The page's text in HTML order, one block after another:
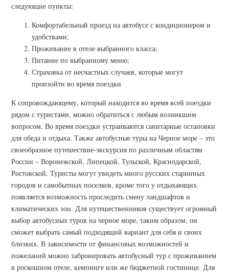
следующие пункты:
Комфортабельный проезд на автобусе с кондиционером и
удобствами;
Проживание в отеле выбранного класса;
Питание по выбранному меню;
Страховка от несчастных случаев, которые могут
произойти во время поездки
К сопровождающему, который находится во время всей поездки
рядом с туристами, можно обратиться с любым возникшим
вопросом. Во время поездки устраиваются санитарные остановки
для обеда и отдыха. Также автобусные туры на Черное море – это
своеобразное путешествие-экскурсия по различным областям
России – Воронежской, Липецкой, Тульской, Краснодарской,
Ростовской. Туристы могут увидеть много русских старинных
городов и самобытных поселков, кроме того у отдыхающих
появляется возможность проследить смену ландшафтов и
климатических зон. Для путешественников существует огромный
выбор автобусных туров на черное море, таким образом, он
сможет выбрать самый подходящий вариант для себя и своих
близких. В зависимости от финансовых возможностей и
пожеланий можно забронировать автобусный тур с проживанием
в роскошном отеле, кемпинге или же бюджетной гостинице. Для